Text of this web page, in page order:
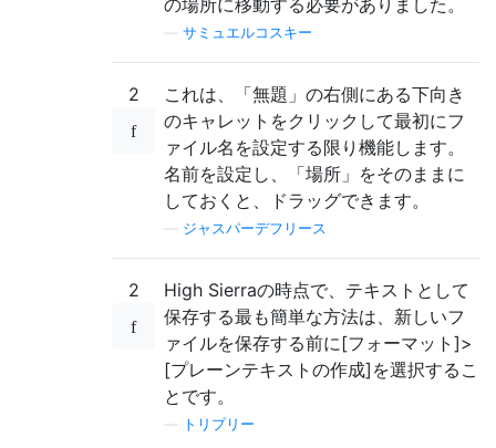
サミュエルコスキー
2
これは、「無題」の右側にある下向き
のキャレットをクリックして最初にフ
ァイル名を設定する限り機能します。
名前を設定し、「場所」をそのままに
しておくと、ドラッグできます。
ジャスパーデフリース
2
High Sierraの時点で、テキストとして
保存する最も簡単な方法は、新しいフ
ァイルを保存する前に[フォーマット]>
[プレーンテキストの作成]を選択するこ
とです。
トリプリー